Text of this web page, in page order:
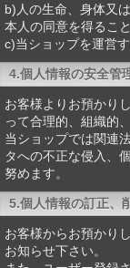
b)人の生命、身体又
本人の同意を得るこ
c)当ショップを運営
4.個人情報の安全管
お客様よりお預かり
って合理的、組織的
当ショップでは関連
タへの不正な侵入、
努めます。
5.個人情報の訂正、
お客様からお預かり
お知らせ下さい。